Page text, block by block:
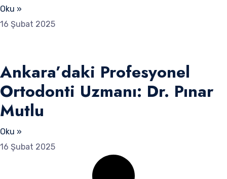
Oku »
16 Şubat 2025
Ankara’daki Profesyonel
Ortodonti Uzmanı: Dr. Pınar
Mutlu
Oku »
16 Şubat 2025